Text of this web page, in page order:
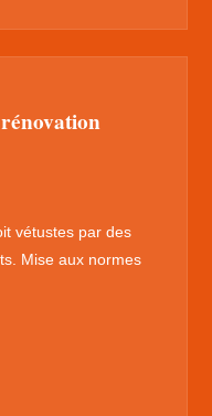
vétustes par des
Mise aux normes